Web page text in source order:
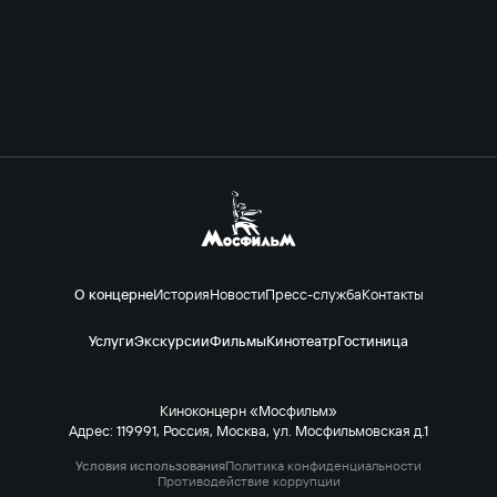
О концернеИсторияНовостиПресс-службаКонтакты
УслугиЭкскурсииФильмыКинотеатрГостиница
Киноконцерн «Мосфильм»
Адрес: 119991, Россия, Москва, ул. Мосфильмовская д.1
Условия использованияПолитика конфиденциальности
Противодействие коррупции